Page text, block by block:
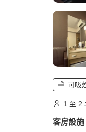
可吸
1 至 2
客房設施